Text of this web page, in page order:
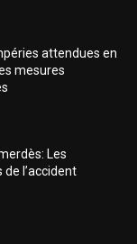
attendues en
mesures
Les
l’accident